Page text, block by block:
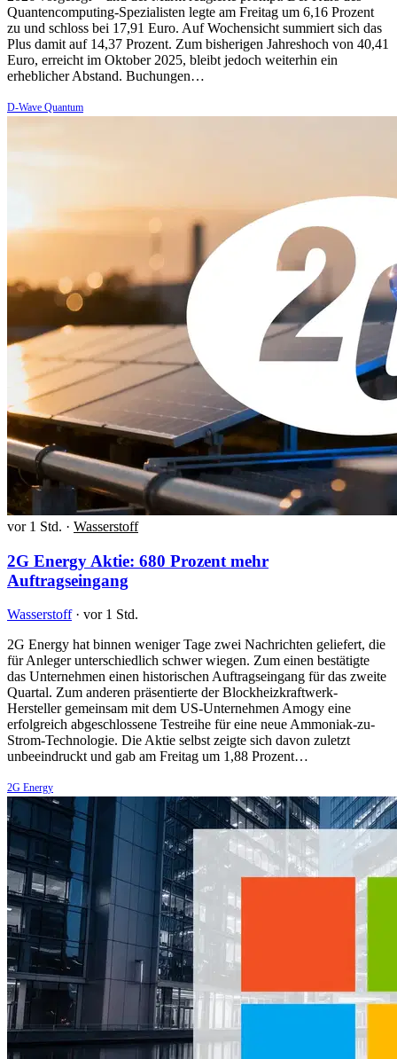
Quantencomputing-Spezialisten legte am Freitag um 6,16 Prozent
zu und schloss bei 17,91 Euro. Auf Wochensicht summiert sich das
Plus damit auf 14,37 Prozent. Zum bisherigen Jahreshoch von 40,41
Euro, erreicht im Oktober 2025, bleibt jedoch weiterhin ein
erheblicher Abstand. Buchungen…
D-Wave Quantum
vor 1 Std. · Wasserstoff
2G Energy Aktie: 680 Prozent mehr
Auftragseingang
Wasserstoff · vor 1 Std.
2G Energy hat binnen weniger Tage zwei Nachrichten geliefert, die
für Anleger unterschiedlich schwer wiegen. Zum einen bestätigte
das Unternehmen einen historischen Auftragseingang für das zweite
Quartal. Zum anderen präsentierte der Blockheizkraftwerk-
Hersteller gemeinsam mit dem US-Unternehmen Amogy eine
erfolgreich abgeschlossene Testreihe für eine neue Ammoniak-zu-
Strom-Technologie. Die Aktie selbst zeigte sich davon zuletzt
unbeeindruckt und gab am Freitag um 1,88 Prozent…
2G Energy